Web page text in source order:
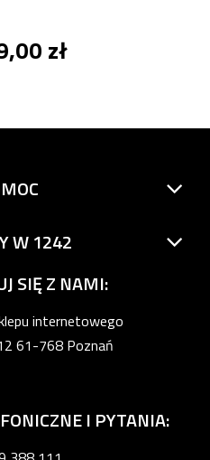
zł
W 1242
SIĘ Z NAMI:
internetowego
61-768 Poznań
I PYTANIA: